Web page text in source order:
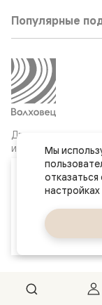
Двери
и интерьерные
решения
Популярные
Сайт не является
Правовая
Мы
отказаться